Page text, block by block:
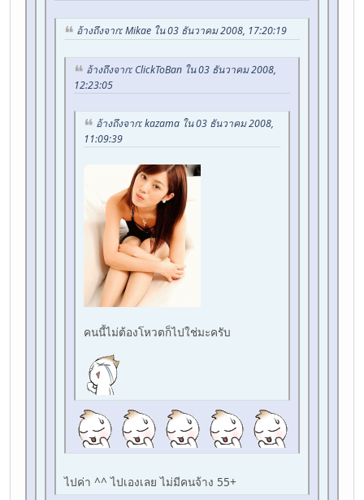
อ้างถึงจาก: Mikae ใน 03 ธันวาคม 2008, 17:20:19
อ้างถึงจาก: ClickToBan ใน 03 ธันวาคม 2008,
12:23:05
อ้างถึงจาก: kazama ใน 03 ธันวาคม 2008,
11:09:39
คนนี้ไม่ต้องโหวตก็ไปใช่มะครับ
ไปค่า ^^ ไปเองเลย ไม่มีคนจ้าง 55+